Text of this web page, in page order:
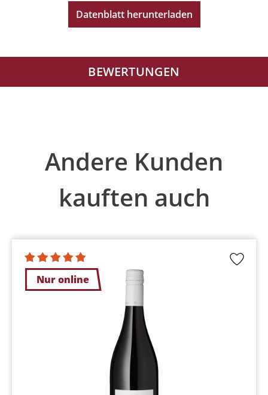
Datenblatt herunterladen
BEWERTUNGEN
Andere Kunden
kauften auch
Nur online